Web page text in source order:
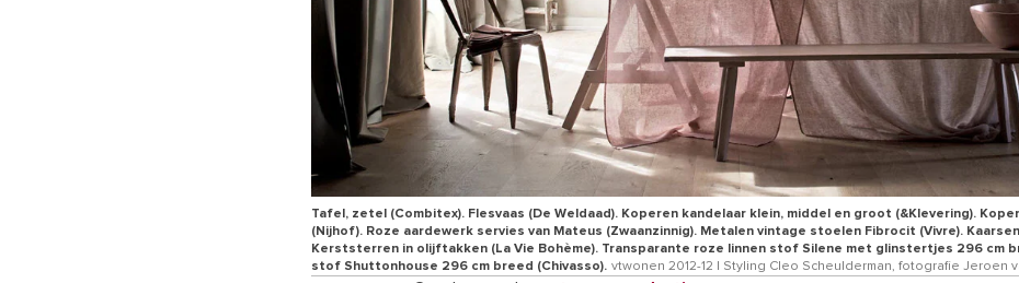
Tafel, zetel (Combitex). Flesvaas (De Weldaad). Koperen kandelaar klein, middel en groot (&Klevering).
(Nijhof). Roze aardewerk servies van Mateus (Zwaanzinnig). Metalen vintage stoelen Fibrocit (Vivre). Kaarsen
Kerststerren in olijftakken (La Vie Bohème). Transparante roze linnen stof Silene met glinstertjes 296 cm
stof Shuttonhouse 296 cm breed (Chivasso). vtwonen 2012-12 | Styling Cleo Scheulderman, fotografie Jeroen